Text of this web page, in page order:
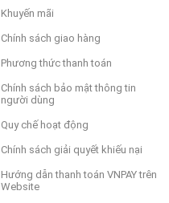
Khuyến mãi
Chính sách giao hàng
Phương thức thanh toán
Chính sách bảo mật thông tin
người dùng
Quy chế hoạt động
Chính sách giải quyết khiếu nại
Hướng dẫn thanh toán VNPAY trên
Website